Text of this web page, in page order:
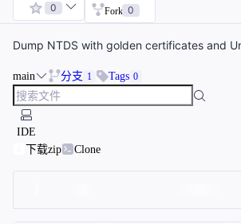
0 Fork 0
Dump NTDS with golden certificates and
main 分支 1 Tags 0
IDE
下载zip
Clone